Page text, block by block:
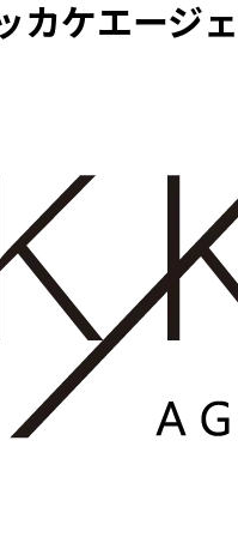
カケエージ